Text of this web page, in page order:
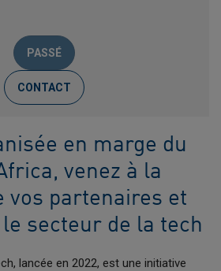
PASSÉ
CONTACT
en marge du
venez à la
vos partenaires et
secteur de la tech
lancée en 2022, est une initiative